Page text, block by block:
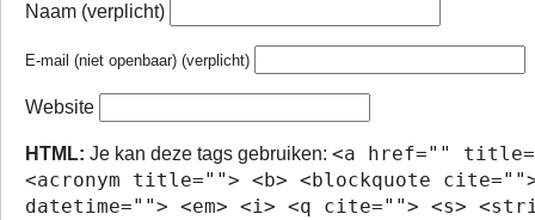
Naam (verplicht)
E-mail (niet openbaar) (verplicht)
Website
HTML: Je kan deze tags gebruiken: <a href=""
<acronym title=""> <b> <blockquote
datetime=""> <em> <i> <q cite=""> <s>